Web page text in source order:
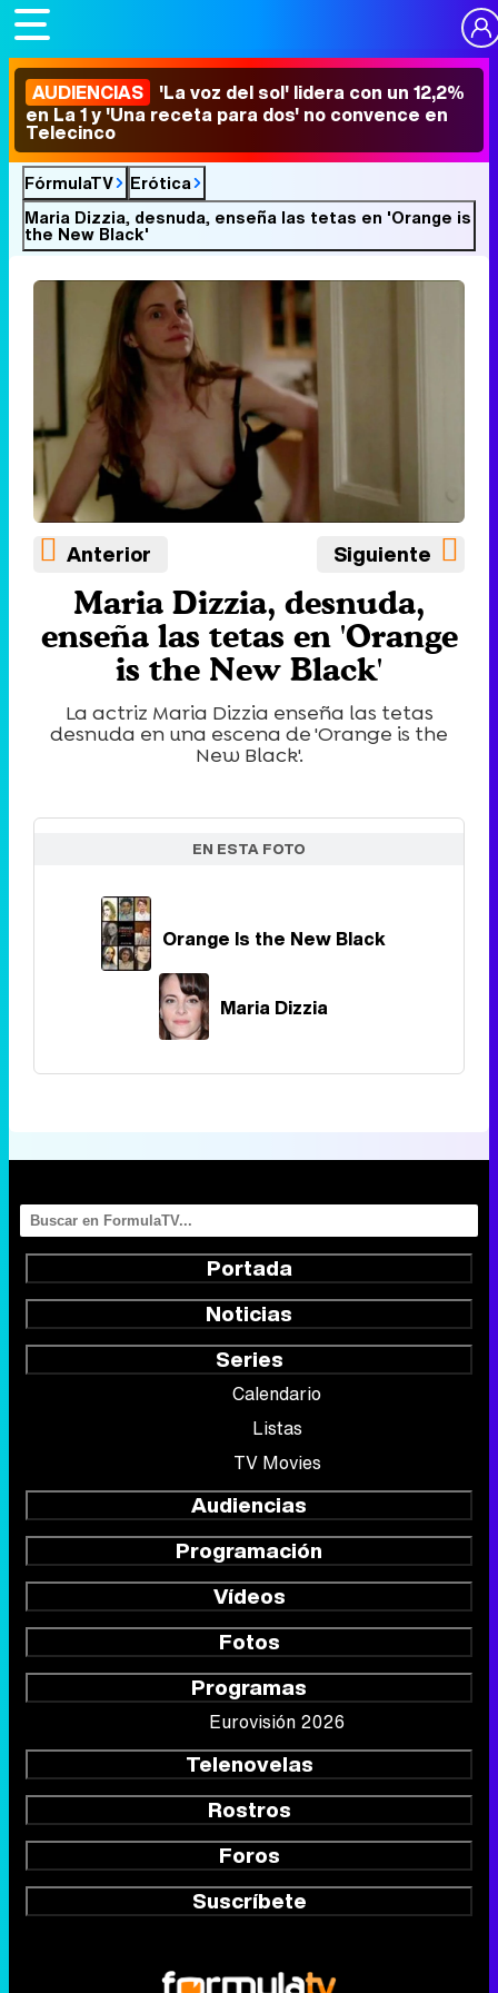
AUDIENCIAS 'La voz del sol' lidera con un 12,2%
en La 1 y 'Una receta para dos' no convence en
Telecinco
FórmulaTV
Erótica
Maria Dizzia, desnuda, enseña las tetas en 'Orange is
the New Black'
Anterior Siguiente
Maria Dizzia, desnuda,
enseña las tetas en 'Orange
is the New Black'
La actriz Maria Dizzia enseña las tetas
desnuda en una escena de 'Orange is the
New Black'.
EN ESTA FOTO
Orange Is the New Black
Maria Dizzia
Portada
Noticias
Series
Calendario
Listas
TV Movies
Audiencias
Programación
Vídeos
Fotos
Programas
Eurovisión 2026
Telenovelas
Rostros
Foros
Suscríbete